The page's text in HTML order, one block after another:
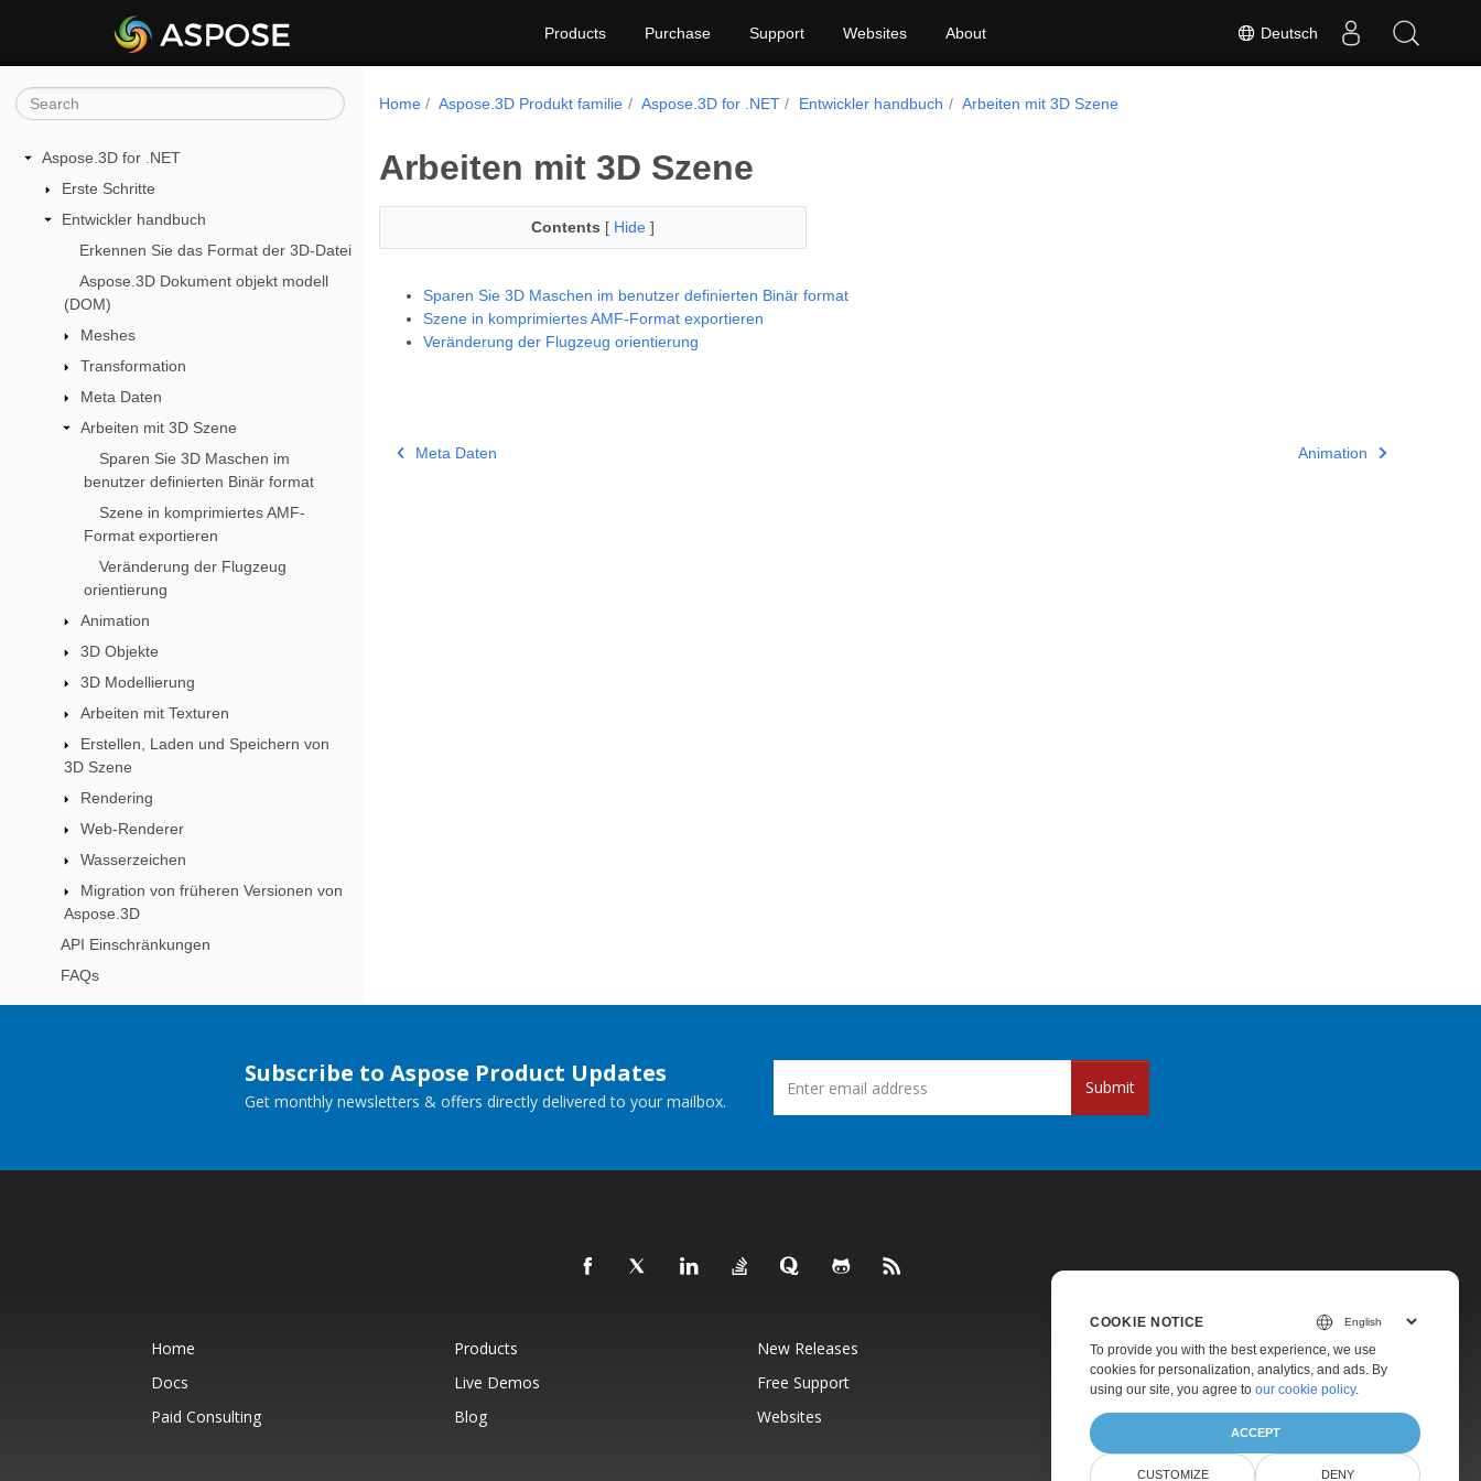
Deutsch
Products Purchase Support Websites About
Aspose.3D for .NET
Erste Schritte
Entwickler handbuch
Erkennen Sie das Format der 3D-Datei
Aspose.3D Dokument objekt modell
(DOM)
Meshes
Transformation
Meta Daten
Arbeiten mit 3D Szene
Sparen Sie 3D Maschen im
benutzer definierten Binär format
Szene in komprimiertes AMF-
Format exportieren
Veränderung der Flugzeug
orientierung
Animation
3D Objekte
3D Modellierung
Arbeiten mit Texturen
Erstellen, Laden und Speichern von
3D Szene
Rendering
Web-Renderer
Wasserzeichen
Migration von früheren Versionen von
Aspose.3D
API Einschränkungen
FAQs
Home Aspose.3D Produkt familie Aspose.3D for .NET Entwickler handbuch Arbeiten mit 3D Szene
Arbeiten mit 3D Szene
Contents [ Hide ]
Sparen Sie 3D Maschen im benutzer definierten Binär format
Szene in komprimiertes AMF-Format exportieren
Veränderung der Flugzeug orientierung
Meta Daten Animation
Subscribe to Aspose Product Updates
Get monthly newsletters & offers directly delivered to your mailbox.
Submit
Home Products New Releases
Pricing
Docs
Live Demos Free Support
Paid Support
Paid Consulting
Blog Websites About
COOKIE NOTICE
To provide you with the best experience, we use
cookies for personalization, analytics, and ads. By
using our site, you agree to our cookie policy.
ACCEPT
CUSTOMIZE DENY